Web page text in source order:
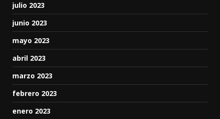
julio 2023
junio 2023
mayo 2023
abril 2023
marzo 2023
febrero 2023
enero 2023